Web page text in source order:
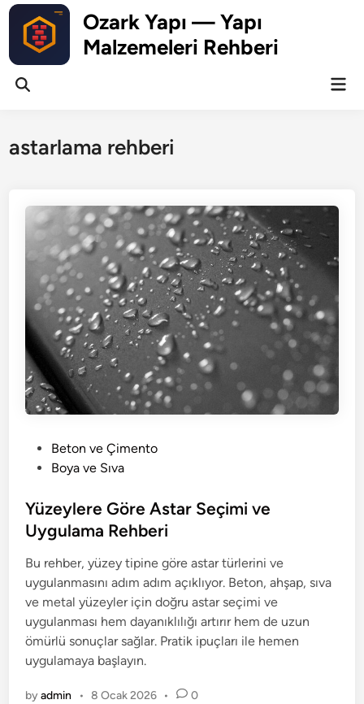
Skip
content
Ozark Yapı — Yapı
Malzemeleri Rehberi
Open
astarlama rehberi
t
e
i
n
Beton ve Çimento
Boya ve Sıva
Yüzeylere Göre Astar Seçimi ve
Uygulama Rehberi
Bu rehber, yüzey tipine göre astar türlerini ve
uygulanmasını adım adım açıklıyor. Beton, ahşap, sıva
ve metal yüzeyler için doğru astar seçimi ve
uygulanması hem dayanıklılığı artırır hem de uzun
ömürlü sonuçlar sağlar. Pratik ipuçları ile hemen
uygulamaya başlayın.
byadmin • 8 Ocak 2026 • 0